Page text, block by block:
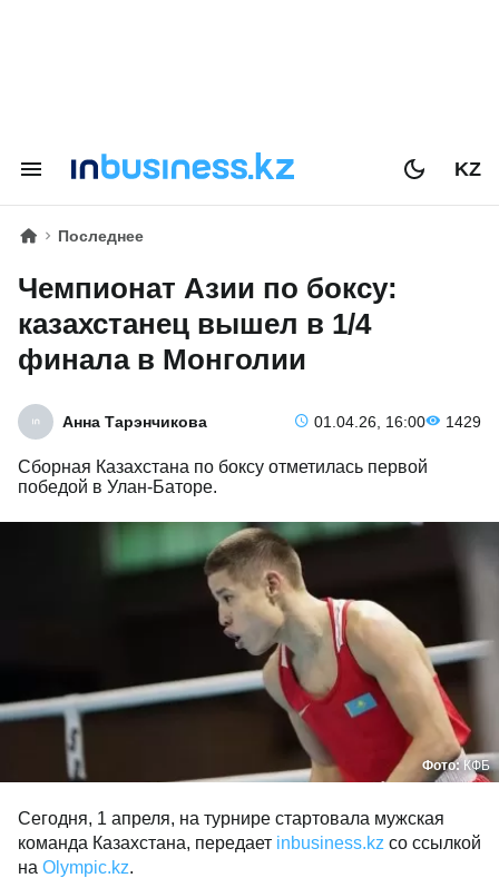
KZ
Последнее
Чемпионат Азии по боксу:
казахстанец вышел в 1/4
финала в Монголии
Анна Тарэнчикова 01.04.26, 16:00 1429
Сборная Казахстана по боксу отметилась первой
победой в Улан-Баторе.
Фото: КФБ
Сегодня, 1 апреля, на турнире стартовала мужская
команда Казахстана, передает inbusiness.kz со ссылкой
на Оlympic.kz.